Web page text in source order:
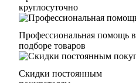
круглосуточно
Профессиональная помощь в
подборе товаров
Скидки постоянным